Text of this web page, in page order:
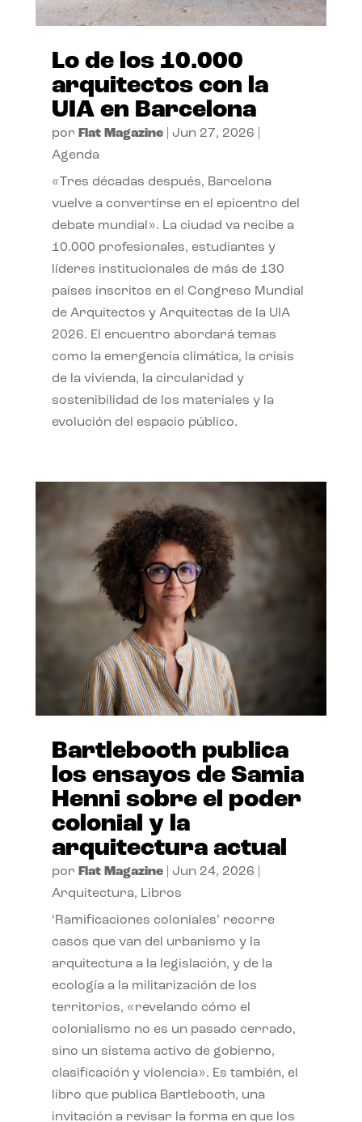
Lo de los 10.000
arquitectos con la
UIA en Barcelona
por Flat Magazine| Jun 27, 2026
Agenda
«Tres décadas después, Barcelona
vuelve a convertirse en el epicentro del
debate mundial». La ciudad va recibe a
10.000 profesionales, estudiantes y
líderes institucionales de más de 130
países inscritos en el Congreso Mundial
de Arquitectos y Arquitectas de la UIA
2026. El encuentro abordará temas
como la emergencia climática, la crisis
de la vivienda, la circularidad y
sostenibilidad de los materiales y la
evolución del espacio público.
Bartlebooth publica
los ensayos de Samia
Henni sobre el poder
colonial y la
arquitectura actual
por Flat Magazine| Jun 24, 2026
Arquitectura, Libros
‘Ramificaciones coloniales’ recorre
casos que van del urbanismo y la
arquitectura a la legislación, y de la
ecología a la militarización de los
territorios, «revelando cómo el
colonialismo no es un pasado cerrado,
sino un sistema activo de gobierno,
clasificación y violencia». Es también, el
libro que publica Bartlebooth, una
invitación a revisar la forma en que los